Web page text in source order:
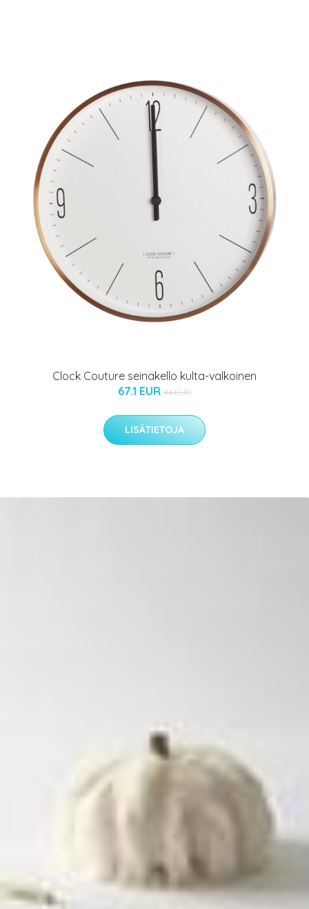
Clock Couture seinäkello kulta-valkoinen
67.1 EUR 84 EUR
LISÄTIETOJA